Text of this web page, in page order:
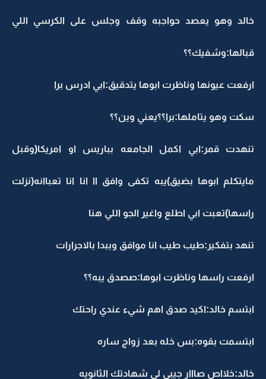
خالد وهو يعصد حواجبه وقف وجلس على الكرسي اللي
قبالها:وشفيك؟؟
ارفعت عيونها وناظرت ابوها يتدقيق:ابي ادرس برا
سكت وهو يتاملها:برا؟؟يعني وين؟؟
تنهدت قمر:ابي اكمل الجامعه بباريس او امريكا(وقبل
مايتكلم ابوها بضيق)يبه تكفى وافق اا انا انا تعباانه(نزلت
راسها)تعبت ابي اطلع واغير الجو اللي هنا
تنهد بتفكير:طيب طيب انا موافق وببدا بالاجرارات
ارفعت راسها وناظرت ابوها:صصدق يبه؟؟
ابتسم خالد:اكيد صدق اهم شيء عندي راحتك
ابتسمت بقوه:بس خله بعد زواج ساره
خالد:خلااص صااار جيبي لي شهادتك الثانويه